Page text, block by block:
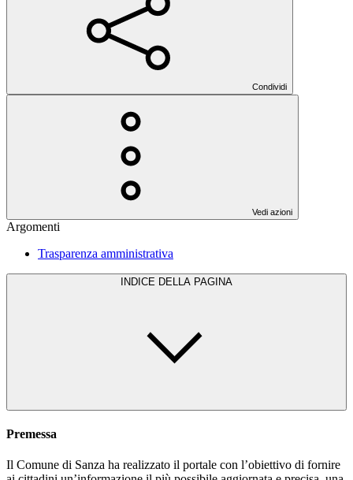
Condividi
Vedi azioni
Argomenti
Trasparenza amministrativa
INDICE DELLA PAGINA
Premessa
Il Comune di Sanza ha realizzato il portale con l’obiettivo di fornire